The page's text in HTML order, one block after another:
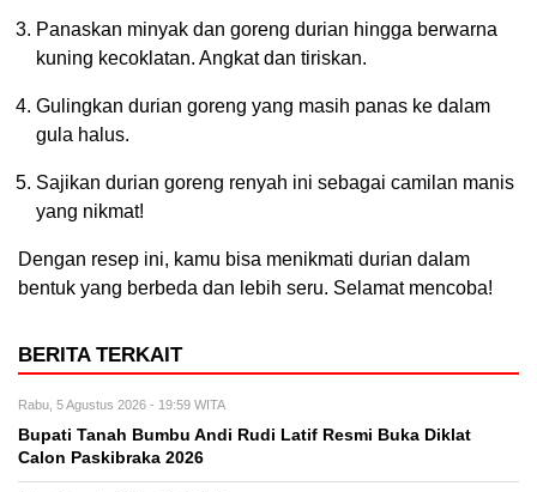
Panaskan minyak dan goreng durian hingga berwarna
kuning kecoklatan. Angkat dan tiriskan.
Gulingkan durian goreng yang masih panas ke dalam
gula halus.
Sajikan durian goreng renyah ini sebagai camilan manis
yang nikmat!
Dengan resep ini, kamu bisa menikmati durian dalam
bentuk yang berbeda dan lebih seru. Selamat mencoba!
BERITA TERKAIT
Rabu, 5 Agustus 2026 - 19:59 WITA
Bupati Tanah Bumbu Andi Rudi Latif Resmi Buka Diklat
Calon Paskibraka 2026